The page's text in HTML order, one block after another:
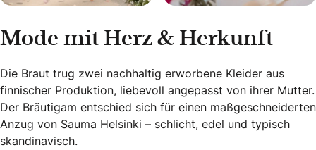
Mode mit Herz & Herkunft
Die Braut trug zwei nachhaltig erworbene Kleider aus
finnischer Produktion, liebevoll angepasst von ihrer Mutter.
Der Bräutigam entschied sich für einen maßgeschneiderten
Anzug von Sauma Helsinki – schlicht, edel und typisch
skandinavisch.